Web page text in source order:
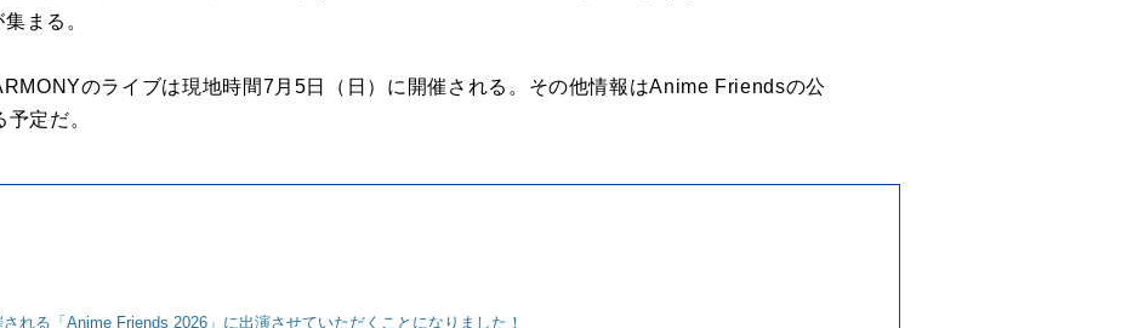
まる。
のライブは現地時間7月5日（日）に開催される。その他情報はAnime Friendsの公
定だ。
れる「Anime Friends 2026」に出演させていただくことになりました！